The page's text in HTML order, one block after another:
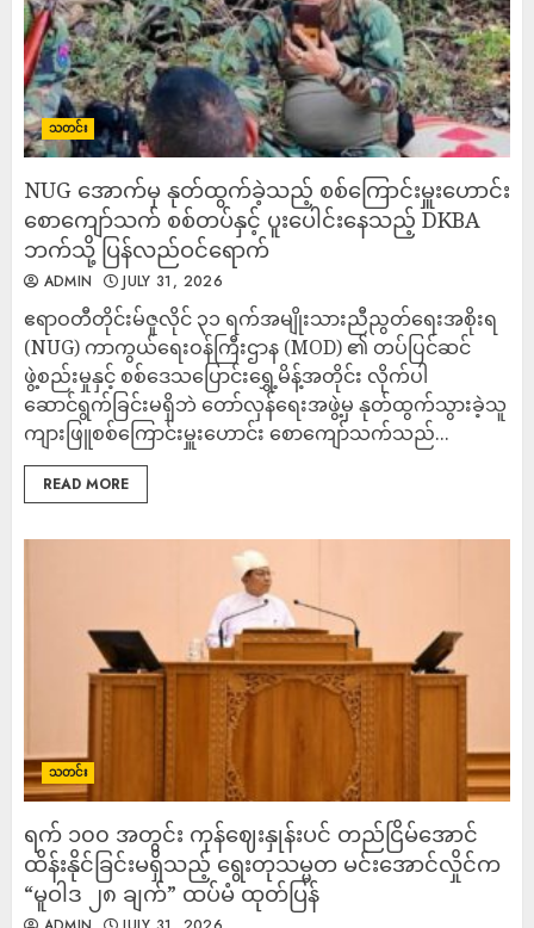
သတင်း
NUG အောက်မှ နုတ်ထွက်ခဲ့သည့် စစ်ကြောင်းမှူးဟောင်း
စောကျော်သက် စစ်တပ်နှင့် ပူးပေါင်းနေသည့် DKBA
ဘက်သို့ ပြန်လည်ဝင်ရောက်
ADMIN JULY 31, 2026
ဧရာဝတီတိုင်းမ်ဇူလိုင် ၃၁ ရက်အမျိုးသားညီညွတ်ရေးအစိုးရ
(NUG) ကာကွယ်ရေးဝန်ကြီးဌာန (MOD) ၏ တပ်ပြင်ဆင်
ဖွဲ့စည်းမှုနှင့် စစ်ဒေသပြောင်းရွှေ့မိန့်အတိုင်း လိုက်ပါ
ဆောင်ရွက်ခြင်းမရှိဘဲ တော်လှန်ရေးအဖွဲ့မှ နုတ်ထွက်သွားခဲ့သူ
ကျားဖြူစစ်ကြောင်းမှူးဟောင်း စောကျော်သက်သည်...
READ MORE
သတင်း
ရက် ၁၀၀ အတွင်း ကုန်ဈေးနှုန်းပင် တည်ငြိမ်အောင်
ထိန်းနိုင်ခြင်းမရှိသည့် ရွေးတုသမ္မတ မင်းအောင်လှိုင်က
“မူဝါဒ ၂၈ ချက်” ထပ်မံ ထုတ်ပြန်